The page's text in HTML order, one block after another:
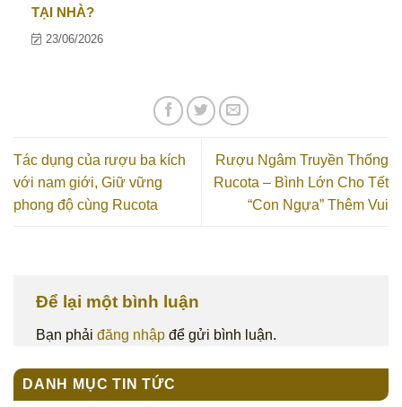
TẠI NHÀ?
23/06/2026
Tác dụng của rượu ba kích
với nam giới, Giữ vững
phong độ cùng Rucota
Rượu Ngâm Truyền Thống
Rucota – Bình Lớn Cho Tết
“Con Ngựa” Thêm Vui
Để lại một bình luận
Bạn phải đăng nhập để gửi bình luận.
DANH MỤC TIN TỨC